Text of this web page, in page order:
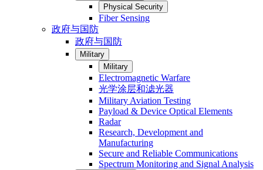
Physical Security
Fiber Sensing
政府与国防
政府与国防
Military
Military
Electromagnetic Warfare
光学涂层和滤光器
Military Aviation Testing
Payload & Device Optical Elements
Radar
Research, Development and
Manufacturing
Secure and Reliable Communications
Spectrum Monitoring and Signal Analysis